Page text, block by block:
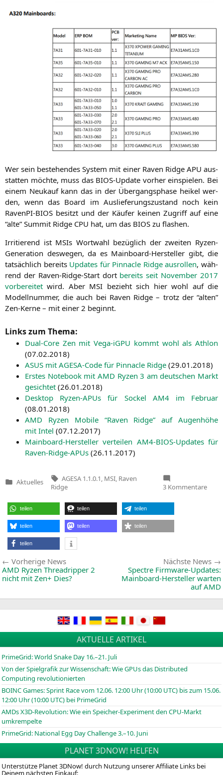
Wer sein bestehen­des Sys­tem mit einer Raven Ridge APU aus­
stat­ten möch­te, muss das BIOS-Update vor­her ein­spie­len. Bei
einem Neu­kauf kann das in der Über­gangs­pha­se hei­kel wer­
den, wenn das Board im Aus­lie­fe­rungs­zu­stand noch kein
Raven­PI-BIOS besitzt und der Käu­fer kei­nen Zugriff auf eine
“alte” Sum­mit Ridge CPU hat, um das BIOS zu flashen.
Irri­tie­rend ist MSIs Wort­wahl bezüg­lich der zwei­ten Ryzen-
Gene­ra­ti­on des­we­gen, da es Main­board-Her­stel­ler gibt, die
tat­säch­lich bereits Updates für Pin­na­cle Ridge aus­rol­len, wäh­
rend der Raven-Ridge-Start dort bereits seit Novem­ber 2017
vor­be­rei­tet wird. Aber MSI bezieht sich hier wohl auf die
Modell­num­mer, die auch bei Raven Ridge – trotz der “alten”
Zen-Ker­ne – mit einer 2 beginnt.
Links zum Thema:
Dual-Core Zen mit Vega-iGPU kommt wohl als Ath­lon
(07.02.2018)
ASUS mit AGE­SA-Code für Pin­na­cle Ridge (29.01.2018)
Ers­tes Note­book mit AMD Ryzen 3 am deut­schen Markt
gesich­tet (26.01.2018)
Desk­top Ryzen-APUs für Sockel AM4im Febru­ar
(08.01.2018)
AMD Ryzen Mobi­le “Raven Ridge” auf Augen­hö­he
mit Intel (07.12.2017)
Main­board-Her­stel­ler ver­tei­len AM4-BIOS-Updates für
Raven-Ridge-APUs (26.11.2017)
Veröffentlicht
Aktuelles
Tags:
AGESA 1.1.0.1, MSI, Raven
Ridge
3 Kommentarezu
MSI
teilen teilen teilen
teilen teilen teilen
teilen
Beitragsnavigation
Vorherige NewsVorherige
News:
AMD Ryzen Threadripper 2
nicht mit Zen+ Dies?
Nächste News
Spectre Firmware-Updates:
Mainboard-Hersteller warten
aufAMD
AKTUELLE ARTIKEL
PrimeGrid: World Snake Day 16.–21. Juli
Von der Spielgrafik zur Wissenschaft: Wie GPUs das Distributed
Computing revolutionierten
BOINCGames: Sprint Race vom 12.06. 12:00 Uhr (10:00 UTC) bis zum 15.06.
12:00 Uhr (10:00 UTC) bei PrimeGrid
AMDs X3D-Revolution: Wie ein Speicher-Experiment den CPU-Markt
umkrempelte
PrimeGrid: National Egg Day Challenge 3.–10. Juni
PLANET 3DNOW! HELFEN
Unterstütze Planet 3DNow! durch Nutzung unserer Affiliate Links bei
Deinem nächsten Einkauf: